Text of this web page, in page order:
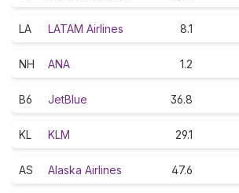
LA LATAM Airlines 8.1
NH ANA 1.2
B6 JetBlue 36.8
KL KLM 29.1
AS Alaska Airlines 47.6